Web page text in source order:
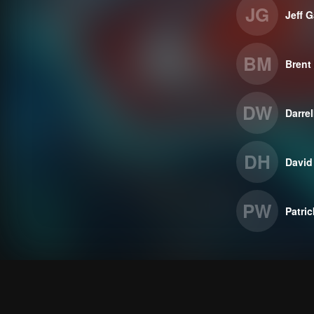
JG Jeff
BM
DW
DH
PW